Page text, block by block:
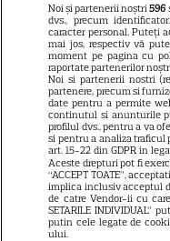
Noi și partenerii noștri596
dvs., precum
caracter personal. Puteți
mai jos, respectiv vă
moment pe pagina cu
raportate partenerilor
Noi si partenerii nostri
partenere, precum si
date pentru a permite
continutul si anunturile
profilul dvs., pentru a va
si pentru a analiza traficul
art. 15-22 din GDPR in
Aceste drepturi pot fi
“ACCEPT TOATE”,
implica inclusiv acceptul
de catre Vendor-ii cu
SETARILE INDIVIDUAL”
putin cele legate de
ului.